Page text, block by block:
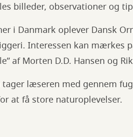
billeder, observationer og
i Danmark oplever Dansk
Interessen kan mærkes
af Morten D.D. Hansen og
tager læseren med gennem
at få store naturoplevelser.